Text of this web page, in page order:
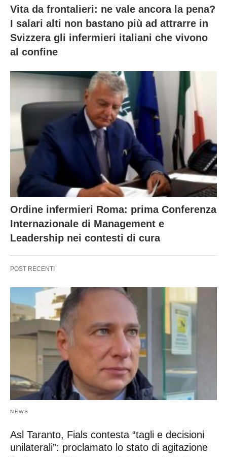
Vita da frontalieri: ne vale ancora la pena?
I salari alti non bastano più ad attrarre in
Svizzera gli infermieri italiani che vivono
al confine
Ordine infermieri Roma: prima Conferenza
Internazionale di Management e
Leadership nei contesti di cura
POST RECENTI
NEWS
Asl Taranto, Fials contesta “tagli e decisioni
unilaterali”: proclamato lo stato di agitazione